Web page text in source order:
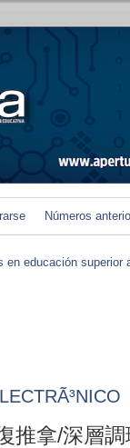
Números
en educación
推拿/深層